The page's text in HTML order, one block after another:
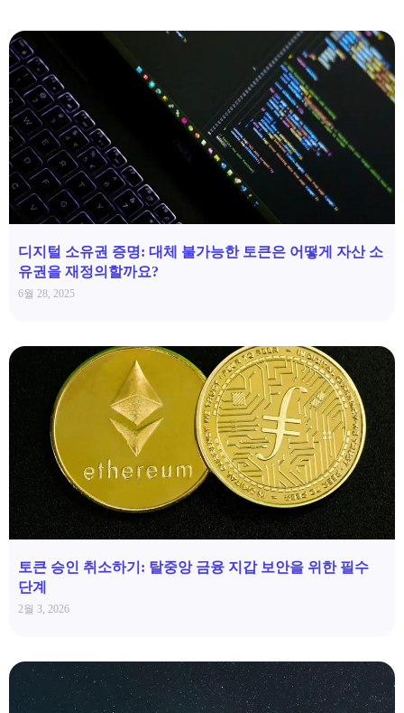
디지털 소유권 증명: 대체 불가능한 토큰은 어떻게 자산 소
유권을 재정의할까요?
6월 28, 2025
토큰 승인 취소하기: 탈중앙 금융 지갑 보안을 위한 필수
단계
2월 3, 2026